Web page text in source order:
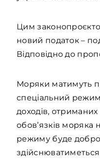
Цим
новий податок –
Відповідно до
Моряки матимуть
спеціальний
доходів,
обов’язків моряка
режиму буде